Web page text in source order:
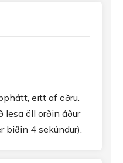
eitt af öðru.
öll orðin áður
4 sekúndur).